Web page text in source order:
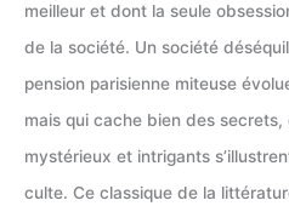
meilleur et dont la seule
de la société. Un société
pension parisienne miteuse
mais qui cache bien des secrets,
mystérieux et intrigants
culte. Ce classique de la